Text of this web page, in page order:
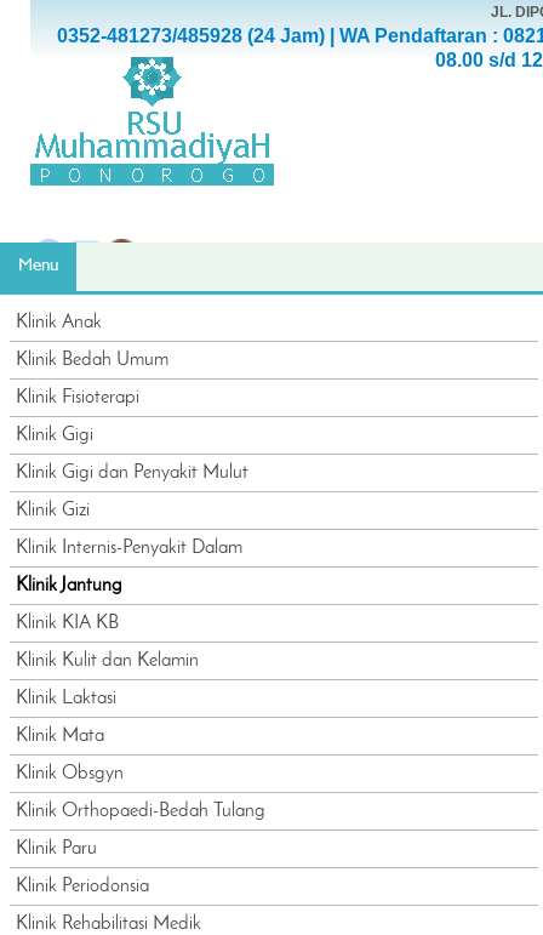
JL.
0352-481273/485928 (24 Jam) | WA Pendaftaran :
08.00 s/d
Menu
Klinik Anak
Klinik Bedah Umum
Klinik Fisioterapi
Klinik Gigi
Klinik Gigi dan Penyakit Mulut
Klinik Gizi
Klinik Internis-Penyakit Dalam
Klinik Jantung
Klinik KIA KB
Klinik Kulit dan Kelamin
Klinik Laktasi
Klinik Mata
Klinik Obsgyn
Klinik Orthopaedi-Bedah Tulang
Klinik Paru
Klinik Periodonsia
Klinik Rehabilitasi Medik